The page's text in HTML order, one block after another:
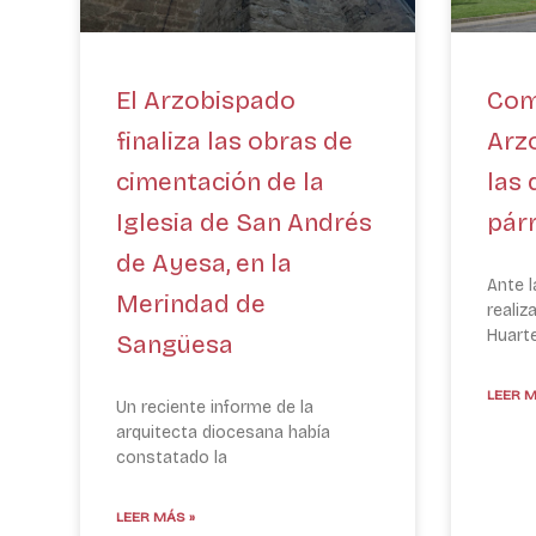
El Arzobispado
finaliza las obras de
cimentación de la
Iglesia de San Andrés
de Ayesa, en la
Merindad de
Sangüesa
Un reciente informe de la
arquitecta diocesana había
constatado la
LEER MÁS »
las
Ante
LEER